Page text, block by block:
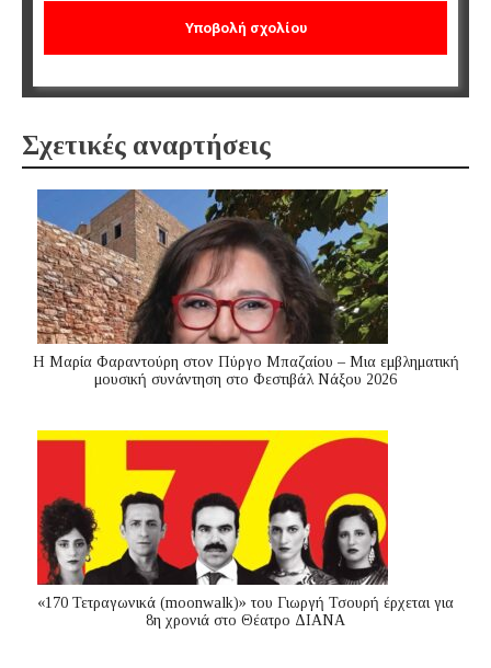
Σχετικές αναρτήσεις
Η Μαρία Φαραντούρη στον Πύργο Μπαζαίου – Μια εμβληματική
μουσική συνάντηση στο Φεστιβάλ Νάξου 2026
«170 Τετραγωνικά (moonwalk)» του Γιωργή Τσουρή έρχεται για
8η χρονιά στο Θέατρο ΔΙΑΝΑ